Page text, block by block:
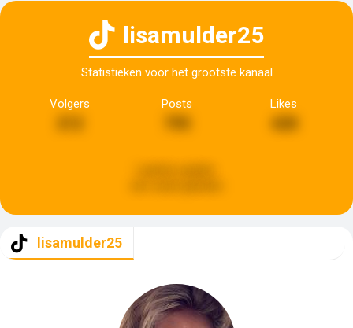
lisamulder25
Statistieken voor het grootste kanaal
Volgers Posts Likes
428
lisamulder25